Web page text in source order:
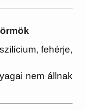
fehérje,
nem állnak